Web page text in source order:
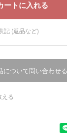
記 (返品など)
について問い合わせる
える